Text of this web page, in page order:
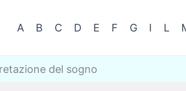
A B C D E F G I L
del sogno